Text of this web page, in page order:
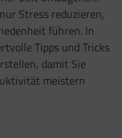
Stress reduzieren,
führen. In
Tipps und Tricks
damit Sie
meistern